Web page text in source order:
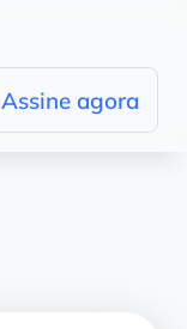
Assine agora